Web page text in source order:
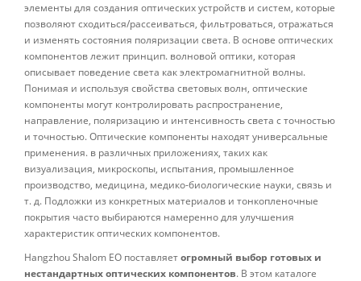
элементы для создания оптических устройств и систем, которые
позволяют сходиться/рассеиваться, фильтроваться, отражаться
и изменять состояния поляризации света. В основе оптических
компонентов лежит принцип. волновой оптики, которая
описывает поведение света как электромагнитной волны.
Понимая и используя свойства световых волн, оптические
компоненты могут контролировать распространение,
направление, поляризацию и интенсивность света с точностью
и точностью. Оптические компоненты находят универсальные
применения. в различных приложениях, таких как
визуализация, микроскопы, испытания, промышленное
производство, медицина, медико-биологические науки, связь и
т. д. Подложки из конкретных материалов и тонкопленочные
покрытия часто выбираются намеренно для улучшения
характеристик оптических компонентов.
Hangzhou Shalom EO поставляетогромный выбор готовых и
нестандартных оптических компонентов. В этом каталоге